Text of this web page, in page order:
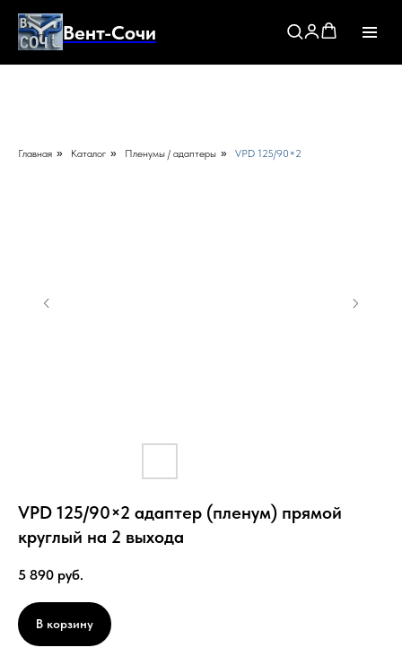
Вент-Сочи
Главная » Каталог » Пленумы / адаптеры » VPD 125/90×2
VPD 125/90×2 адаптер (пленум) прямой
круглый на 2 выхода
5 890 руб.
В корзину